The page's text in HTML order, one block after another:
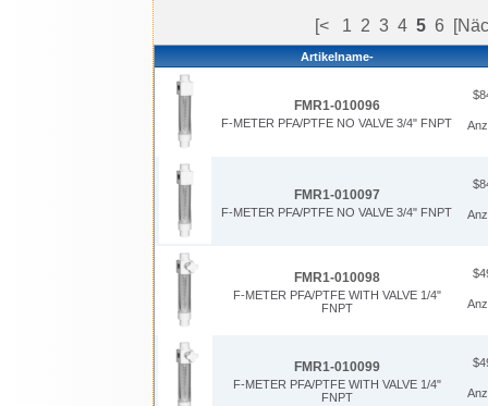
[<
1 2 3 4 5 6
Artikelname-
FMR1-010096
F-METER PFA/PTFE NO VALVE 3/4" FNPT
FMR1-010097
F-METER PFA/PTFE NO VALVE 3/4" FNPT
FMR1-010098
F-METER PFA/PTFE WITH VALVE 1/4"
FNPT
FMR1-010099
F-METER PFA/PTFE WITH VALVE 1/4"
FNPT